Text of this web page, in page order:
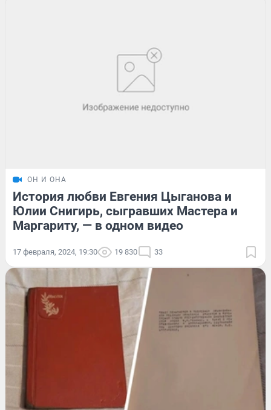
ОН И ОНА
История любви Евгения Цыганова и
Юлии Снигирь, сыгравших Мастера и
Маргариту, — в одном видео
17 февраля, 2024, 19:30 19 830 33